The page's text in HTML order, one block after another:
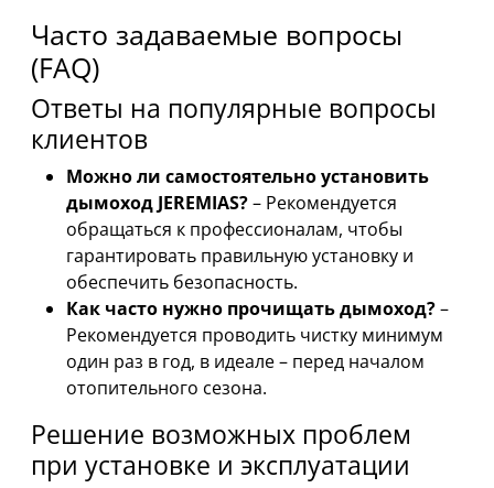
Часто задаваемые вопросы
(FAQ)
Ответы на популярные вопросы
клиентов
Можно ли самостоятельно установить
дымоход JEREMIAS?– Рекомендуется
обращаться к профессионалам, чтобы
гарантировать правильную установку и
обеспечить безопасность.
Как часто нужно прочищать дымоход?–
Рекомендуется проводить чистку минимум
один раз в год, в идеале – перед началом
отопительного сезона.
Решение возможных проблем
при установке и эксплуатации